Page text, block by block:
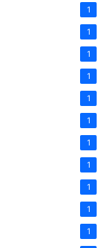
1
1
1
1
1
1
1
1
1
1
1